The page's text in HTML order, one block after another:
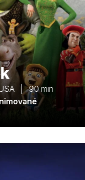
| 90 min